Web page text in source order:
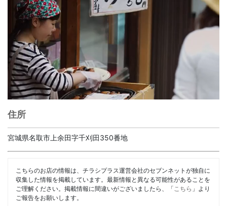
住所
宮城県名取市上余田字千刈田350番地
こちらのお店の情報は、チラシプラス運営会社のセブンネットが独自に
収集した情報を掲載しています。最新情報と異なる可能性があることを
ご理解ください。掲載情報に間違いがございましたら、「 こちら 」より
ご報告をお願いします。